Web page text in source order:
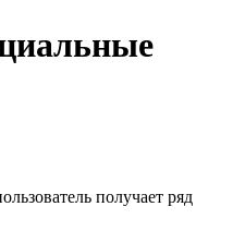
получает ряд